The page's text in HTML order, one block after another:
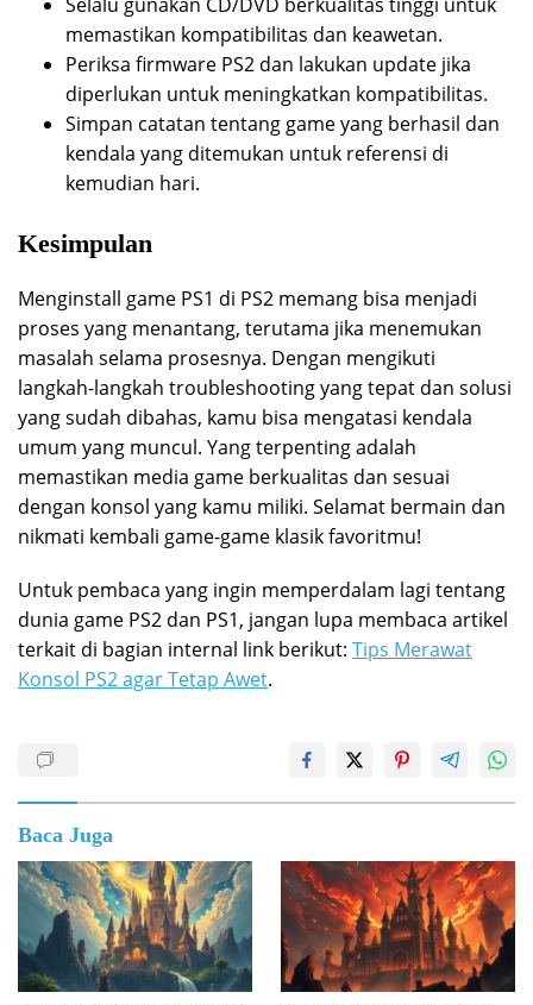
memastikan kompatibilitas dan keawetan.
Periksa firmware PS2 dan lakukan update jika
diperlukan untuk meningkatkan kompatibilitas.
Simpan catatan tentang game yang berhasil dan
kendala yang ditemukan untuk referensi di
kemudian hari.
Kesimpulan
Menginstall game PS1 di PS2 memang bisa menjadi
proses yang menantang, terutama jika menemukan
masalah selama prosesnya. Dengan mengikuti
langkah-langkah troubleshooting yang tepat dan solusi
yang sudah dibahas, kamu bisa mengatasi kendala
umum yang muncul. Yang terpenting adalah
memastikan media game berkualitas dan sesuai
dengan konsol yang kamu miliki. Selamat bermain dan
nikmati kembali game-game klasik favoritmu!
Untuk pembaca yang ingin memperdalam lagi tentang
dunia game PS2 dan PS1, jangan lupa membaca artikel
terkait di bagian internal link berikut: Tips Merawat
Konsol PS2 agar Tetap Awet.
Baca Juga